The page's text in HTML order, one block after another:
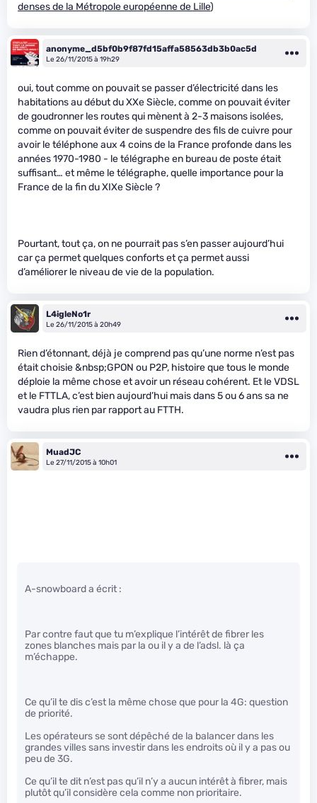
denses de la Métropole européenne de Lille)
anonyme_d5bf0b9f87fd15affa58563db3b0ac5d
Le 26/11/2015 à 19h29
oui, tout comme on pouvait se passer d’électricité dans les
habitations au début du XXe Siècle, comme on pouvait éviter
de goudronner les routes qui mènent à 2-3 maisons isolées,
comme on pouvait éviter de suspendre des fils de cuivre pour
avoir le téléphone aux 4 coins de la France profonde dans les
années 1970-1980 - le télégraphe en bureau de poste était
suffisant… et même le télégraphe, quelle importance pour la
France de la fin du XIXe Siècle ?
Pourtant, tout ça, on ne pourrait pas s’en passer aujourd’hui
car ça permet quelques conforts et ça permet aussi
d’améliorer le niveau de vie de la population.
L4igleNo1r
Le 26/11/2015 à 20h49
Rien d’étonnant, déjà je comprend pas qu’une norme n’est pas
était choisie &nbsp;GPON ou P2P, histoire que tous le monde
déploie la même chose et avoir un réseau cohérent. Et le VDSL
et le FTTLA, c’est bien aujourd’hui mais dans 5 ou 6 ans sa ne
vaudra plus rien par rapport au FTTH.
MuadJC
Le 27/11/2015 à 10h01
A-snowboard a écrit :
Par contre faut que tu m’explique l’intérêt de fibrer les
zones blanches mais par la ou il y a de l’adsl. là ça
m’échappe.
Ce qu’il te dis c’est la même chose que pour la 4G: question
de priorité.
Les opérateurs se sont dépêché de la balancer dans les
grandes villes sans investir dans les endroits où il y a pas ou
peu de 3G.
Ce qu’il te dit n’est pas qu’il n’y a aucun intérêt à fibrer, mais
plutôt qu’il considère cela comme non prioritaire.